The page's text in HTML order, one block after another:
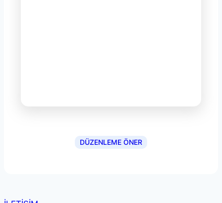
DÜZENLEME ÖNER